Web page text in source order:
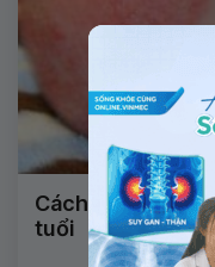
Cách điều trị
tuổi